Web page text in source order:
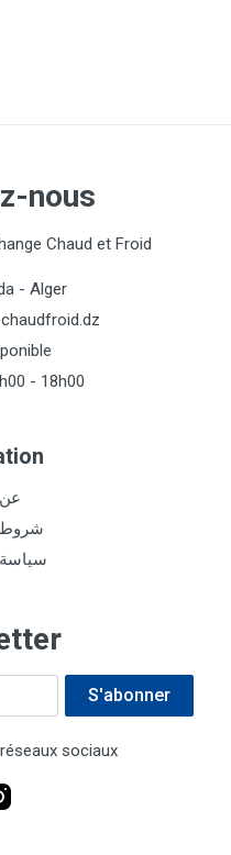
nous
Chaud et Froid
- Alger
- 18h00
عن
شروط
S'abonner
sociaux